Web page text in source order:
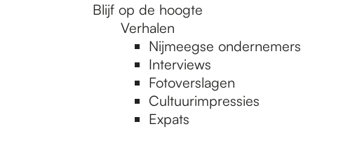
Blijf op de hoogte
Verhalen
Nijmeegse ondernemers
Interviews
Fotoverslagen
Cultuurimpressies
Expats